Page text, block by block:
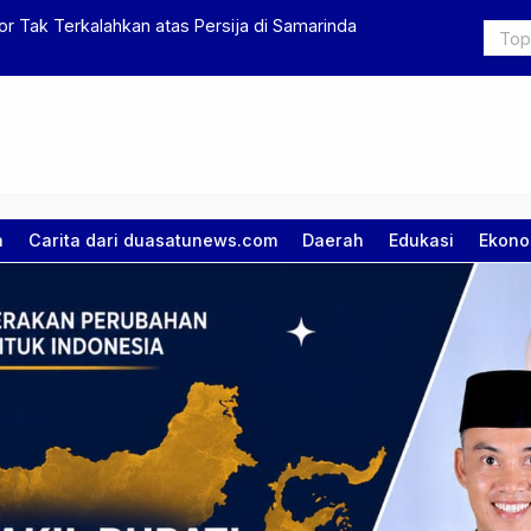
SATU menjajaki KERJASAMA dengan
Putusan
Carita dari duasatunews.com Daerah Edukasi